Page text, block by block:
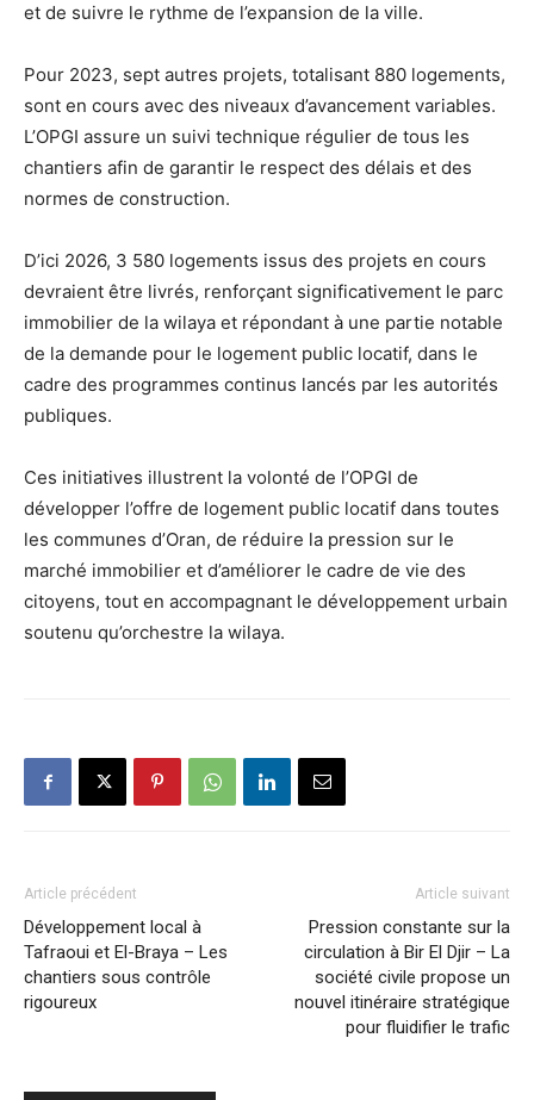
et de suivre le rythme de l’expansion de la ville.
Pour 2023, sept autres projets, totalisant 880 logements,
sont en cours avec des niveaux d’avancement variables.
L’OPGI assure un suivi technique régulier de tous les
chantiers afin de garantir le respect des délais et des
normes de construction.
D’ici 2026, 3 580 logements issus des projets en cours
devraient être livrés, renforçant significativement le parc
immobilier de la wilaya et répondant à une partie notable
de la demande pour le logement public locatif, dans le
cadre des programmes continus lancés par les autorités
publiques.
Ces initiatives illustrent la volonté de l’OPGI de
développer l’offre de logement public locatif dans toutes
les communes d’Oran, de réduire la pression sur le
marché immobilier et d’améliorer le cadre de vie des
citoyens, tout en accompagnant le développement urbain
soutenu qu’orchestre la wilaya.
Article précédent
Développement local à
Tafraoui et El-Braya – Les
chantiers sous contrôle
rigoureux
Article suivant
Pression constante sur la
circulation à Bir El Djir – La
société civile propose un
nouvel itinéraire stratégique
pour fluidifier le trafic